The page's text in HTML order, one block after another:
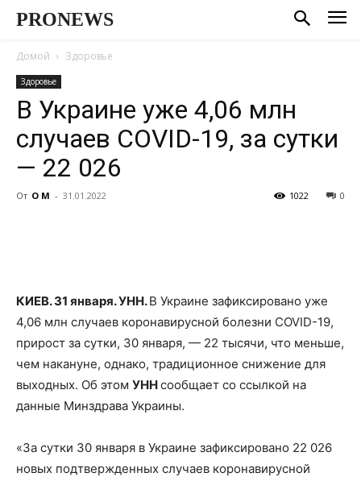
PRONEWS
Домой Здоровье
Здоровье
В Украине уже 4,06 млн
случаев COVID-19, за сутки
— 22 026
От О М - 31.01.2022 0
1022
КИЕВ. 31 января. УНН.В Украине зафиксировано уже
4,06 млн случаев коронавирусной болезни COVID-19,
прирост за сутки, 30 января, — 22 тысячи, что меньше,
чем накануне, однако, традиционное снижение для
выходных. Об этом УННсообщает со ссылкой на
данные Минздрава Украины.
«За сутки 30 января в Украине зафиксировано 22 026
новых подтвержденных случаев коронавирусной